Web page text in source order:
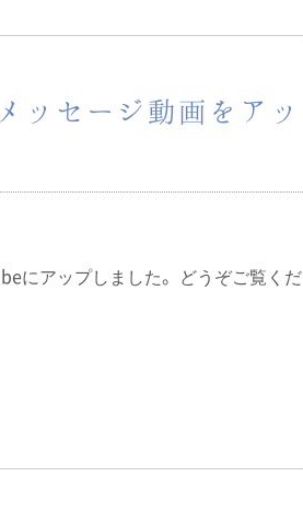
ッセージ動画をアッ
にアップしました。どうぞご覧くだ